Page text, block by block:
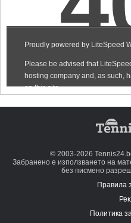
© 2003-2026
Забранено е използването на
без писмено
Правила
Политика